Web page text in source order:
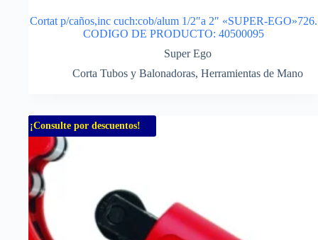
Cortat p/caños,inc cuch:cob/alum 1/2″a 2″ «SUPER-EGO»726.
CODIGO DE PRODUCTO: 40500095
Super Ego
Corta Tubos y Balonadoras, Herramientas de Mano
¡Consulte por descuentos!